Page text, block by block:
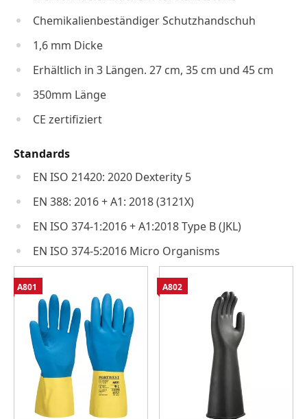
Chemikalienbeständiger Schutzhandschuh
1,6 mm Dicke
Erhältlich in 3 Längen. 27 cm, 35 cm und 45 cm
350mm Länge
CE zertifiziert
Standards
EN ISO 21420: 2020 Dexterity 5
EN 388: 2016 + A1: 2018 (3121X)
EN ISO 374-1:2016 + A1:2018 Type B (JKL)
EN ISO 374-5:2016 Micro Organisms
A801 A802